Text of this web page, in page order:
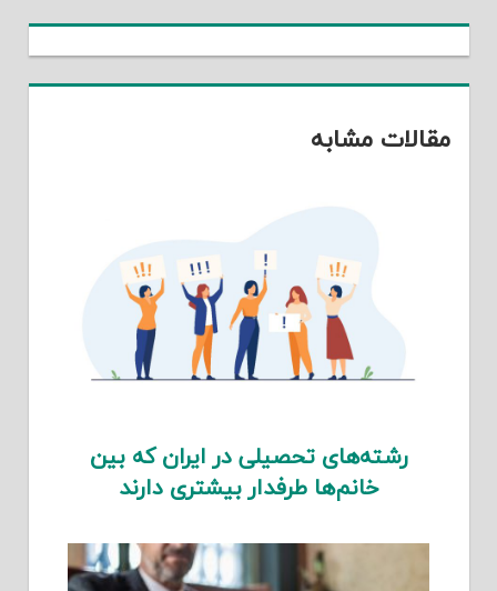
مقالات مشابه
رشته‌های تحصیلی در ایران که بین
خانم‌ها طرفدار بیشتری دارند